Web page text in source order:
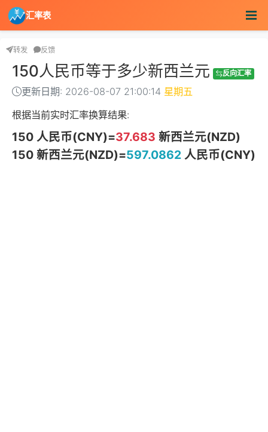
汇率表
转发 反馈
150人民币等于多少新西兰元 反向汇率
更新日期: 2026-08-07 21:00:14 星期五
根据当前实时汇率换算结果:
150 人民币(CNY)=37.683 新西兰元(NZD)
150 新西兰元(NZD)=597.0862人民币(CNY)